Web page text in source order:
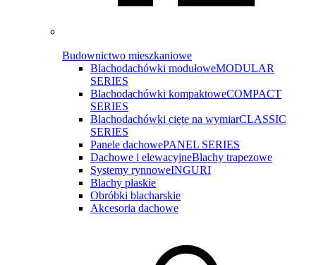
Budownictwo mieszkaniowe
Blachodachówki modułoweMODULAR
SERIES
Blachodachówki kompaktoweCOMPACT
SERIES
Blachodachówki cięte na wymiarCLASSIC
SERIES
Panele dachowePANEL SERIES
Dachowe i elewacyjneBlachy trapezowe
Systemy rynnoweINGURI
Blachy płaskie
Obróbki blacharskie
Akcesoria dachowe